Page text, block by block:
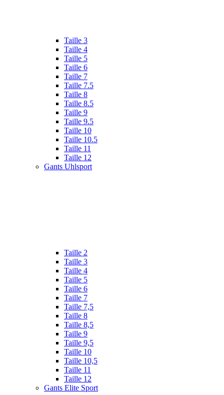
Taille 3
Taille 4
Taille 5
Taille 6
Taille 7
Taille 7.5
Taille 8
Taille 8.5
Taille 9
Taille 9.5
Taille 10
Taille 10.5
Taille 11
Taille 12
Gants Uhlsport
Taille 2
Taille 3
Taille 4
Taille 5
Taille 6
Taille 7
Taille 7,5
Taille 8
Taille 8,5
Taille 9
Taille 9,5
Taille 10
Taille 10,5
Taille 11
Taille 12
Gants Elite Sport